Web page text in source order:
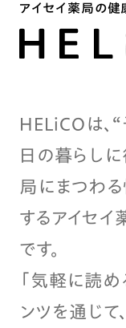
アイセイ薬局の健
HELiCOは、
日の暮らし
局にまつわ
するアイセイ
です。
「気軽に読め
ンツを通じて